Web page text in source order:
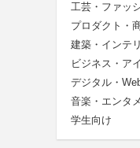
工芸・ファッ
プロダクト・
建築・インテ
ビジネス・ア
デジタル・
音楽・エンタ
学生向け